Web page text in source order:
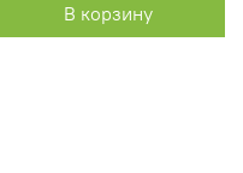
В корзину